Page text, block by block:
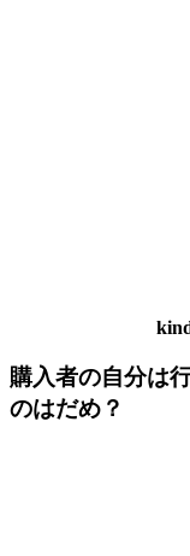
購入者の自分は
のはだめ？